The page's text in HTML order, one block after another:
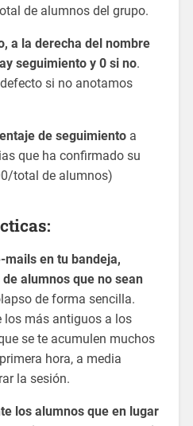
de alumnos del grupo.
a la derecha del nombre
seguimiento y 0 si no.
si no anotamos
de seguimientoa
que ha confirmado su
total de alumnos)
mails en tu bandeja,
alumnos que no sean
de forma sencilla.
los más antiguos a los
se te acumulen muchos
hora, a media
la sesión.
los alumnos que en lugar